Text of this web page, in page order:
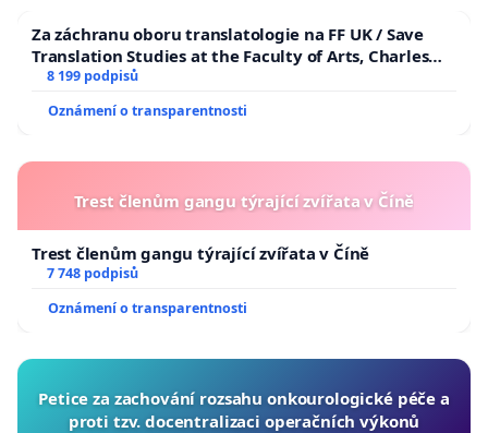
Za záchranu oboru translatologie na FF UK / Save
Translation Studies at the Faculty of Arts, Charles
University
8 199 podpisů
Oznámení o transparentnosti
Trest členům gangu týrající zvířata v Číně
Trest členům gangu týrající zvířata v Číně
7 748 podpisů
Oznámení o transparentnosti
Petice za zachování rozsahu onkourologické péče a
proti tzv. docentralizaci operačních výkonů